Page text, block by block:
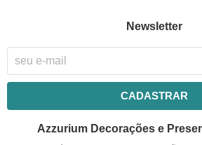
Newsletter
CADASTRAR
Azzurium Decorações e